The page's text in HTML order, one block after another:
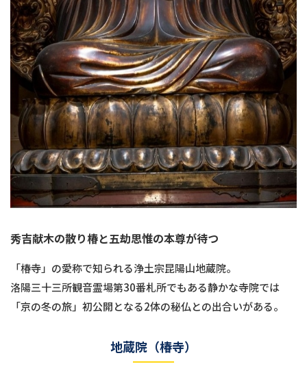
秀吉献木の散り椿と五劫思惟の本尊が待つ
「椿寺」の愛称で知られる浄土宗昆陽山地蔵院。
洛陽三十三所観音霊場第30番札所でもある静かな寺院では
「京の冬の旅」初公開となる2体の秘仏との出合いがある。
地蔵院（椿寺）